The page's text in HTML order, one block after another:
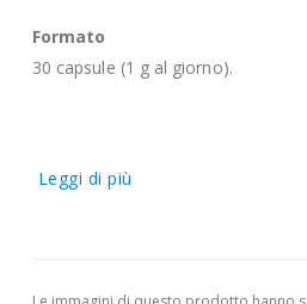
Formato
30 capsule (1 g al giorno).
Leggi di più